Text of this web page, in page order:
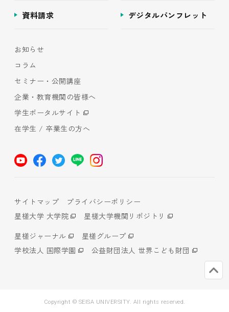
資料請求 デジタルパンフレット
お知らせ
コラム
セミナー・公開講座
企業・教育機関の皆様へ
学生ポータルサイト
在学生 / 卒業生の方へ
サイトマップ
プライバシーポリシー
星槎大学 大学院
星槎大学機関リポジトリ
星槎ジャーナル
星槎グループ
学校法人 国際学園
公益財団法人 世界こども財団
Copyright © SEISA UNIVERSITY. All rights reserved.